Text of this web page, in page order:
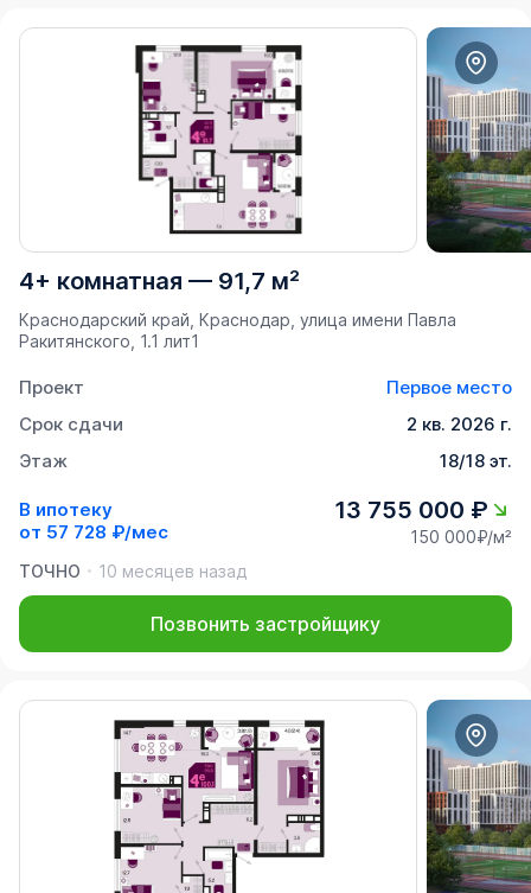
4+ комнатная — 91,7 м²
Краснодарский край, Краснодар, улица имени Павла
Ракитянского, 1.1 лит1
Проект
Первое место
Срок сдачи
2 кв. 2026 г.
Этаж
18/18 эт.
В ипотеку
от 57 728 ₽/мес
13 755 000 ₽
150 000₽/м²
ТОЧНО
10 месяцев назад
Позвонить застройщику